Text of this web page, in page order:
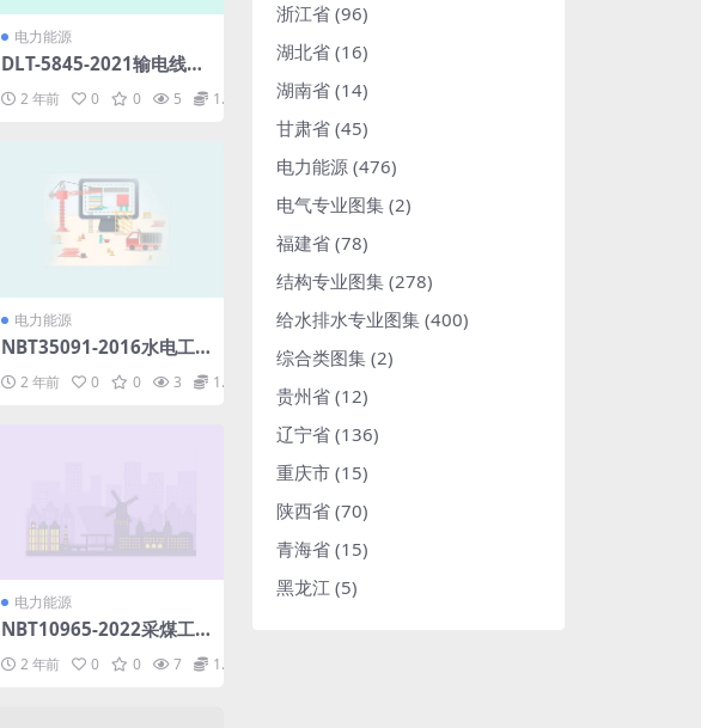
电力能源
DLT-5845-2021输电线路
岩石地基挖孔基础工程技
术规范(17.92MB).pdf
2 年前 0 0 5 1.98
电力能源
NBT35091-2016水电工
19年第1号修改单(6.81M
2 年前 0 0 3 1.98
电力能源
NBT10965-2022采煤工
作面低位抽采巷技术规范.
pdf2 年前 0 0 7 1.98
浙江省 (96)
湖北省 (16)
湖南省 (14)
甘肃省 (45)
电力能源 (476)
电气专业图集 (2)
福建省 (78)
结构专业图集 (278)
给水排水专业图集 (400)
综合类图集 (2)
贵州省 (12)
辽宁省 (136)
重庆市 (15)
陕西省 (70)
青海省 (15)
黑龙江 (5)